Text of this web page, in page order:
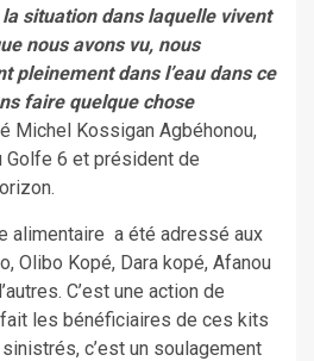
situation dans laquelle vivent
nous avons vu, nous
pleinement dans l’eau dans ce
faire quelque chose
Michel Kossigan Agbéhonou,
Golfe 6 et président de
alimentaire a été adressé aux
Olibo Kopé, Dara kopé, Afanou
C’est une action de
les bénéficiaires de ces kits
c’est un soulagement